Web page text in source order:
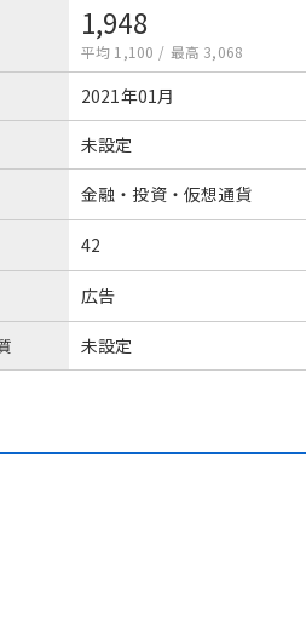
1,948
平均 1,100 / 最高 3,068
2021年01月
未設定
金融・投資・仮想通貨
42
広告
未設定